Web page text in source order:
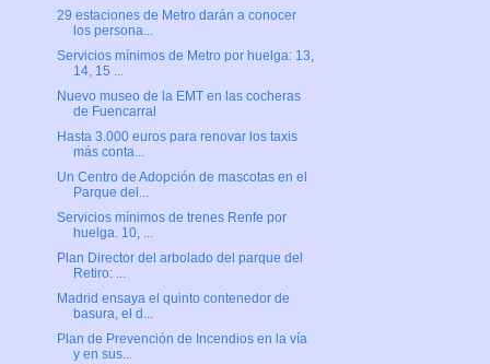
29 estaciones de Metro darán a conocer
los persona...
Servicios mínimos de Metro por huelga: 13,
14, 15 ...
Nuevo museo de la EMT en las cocheras
de Fuencarral
Hasta 3.000 euros para renovar los taxis
más conta...
Un Centro de Adopción de mascotas en el
Parque del...
Servicios mínimos de trenes Renfe por
huelga. 10, ...
Plan Director del arbolado del parque del
Retiro: ...
Madrid ensaya el quinto contenedor de
basura, el d...
Plan de Prevención de Incendios en la vía
y en sus...